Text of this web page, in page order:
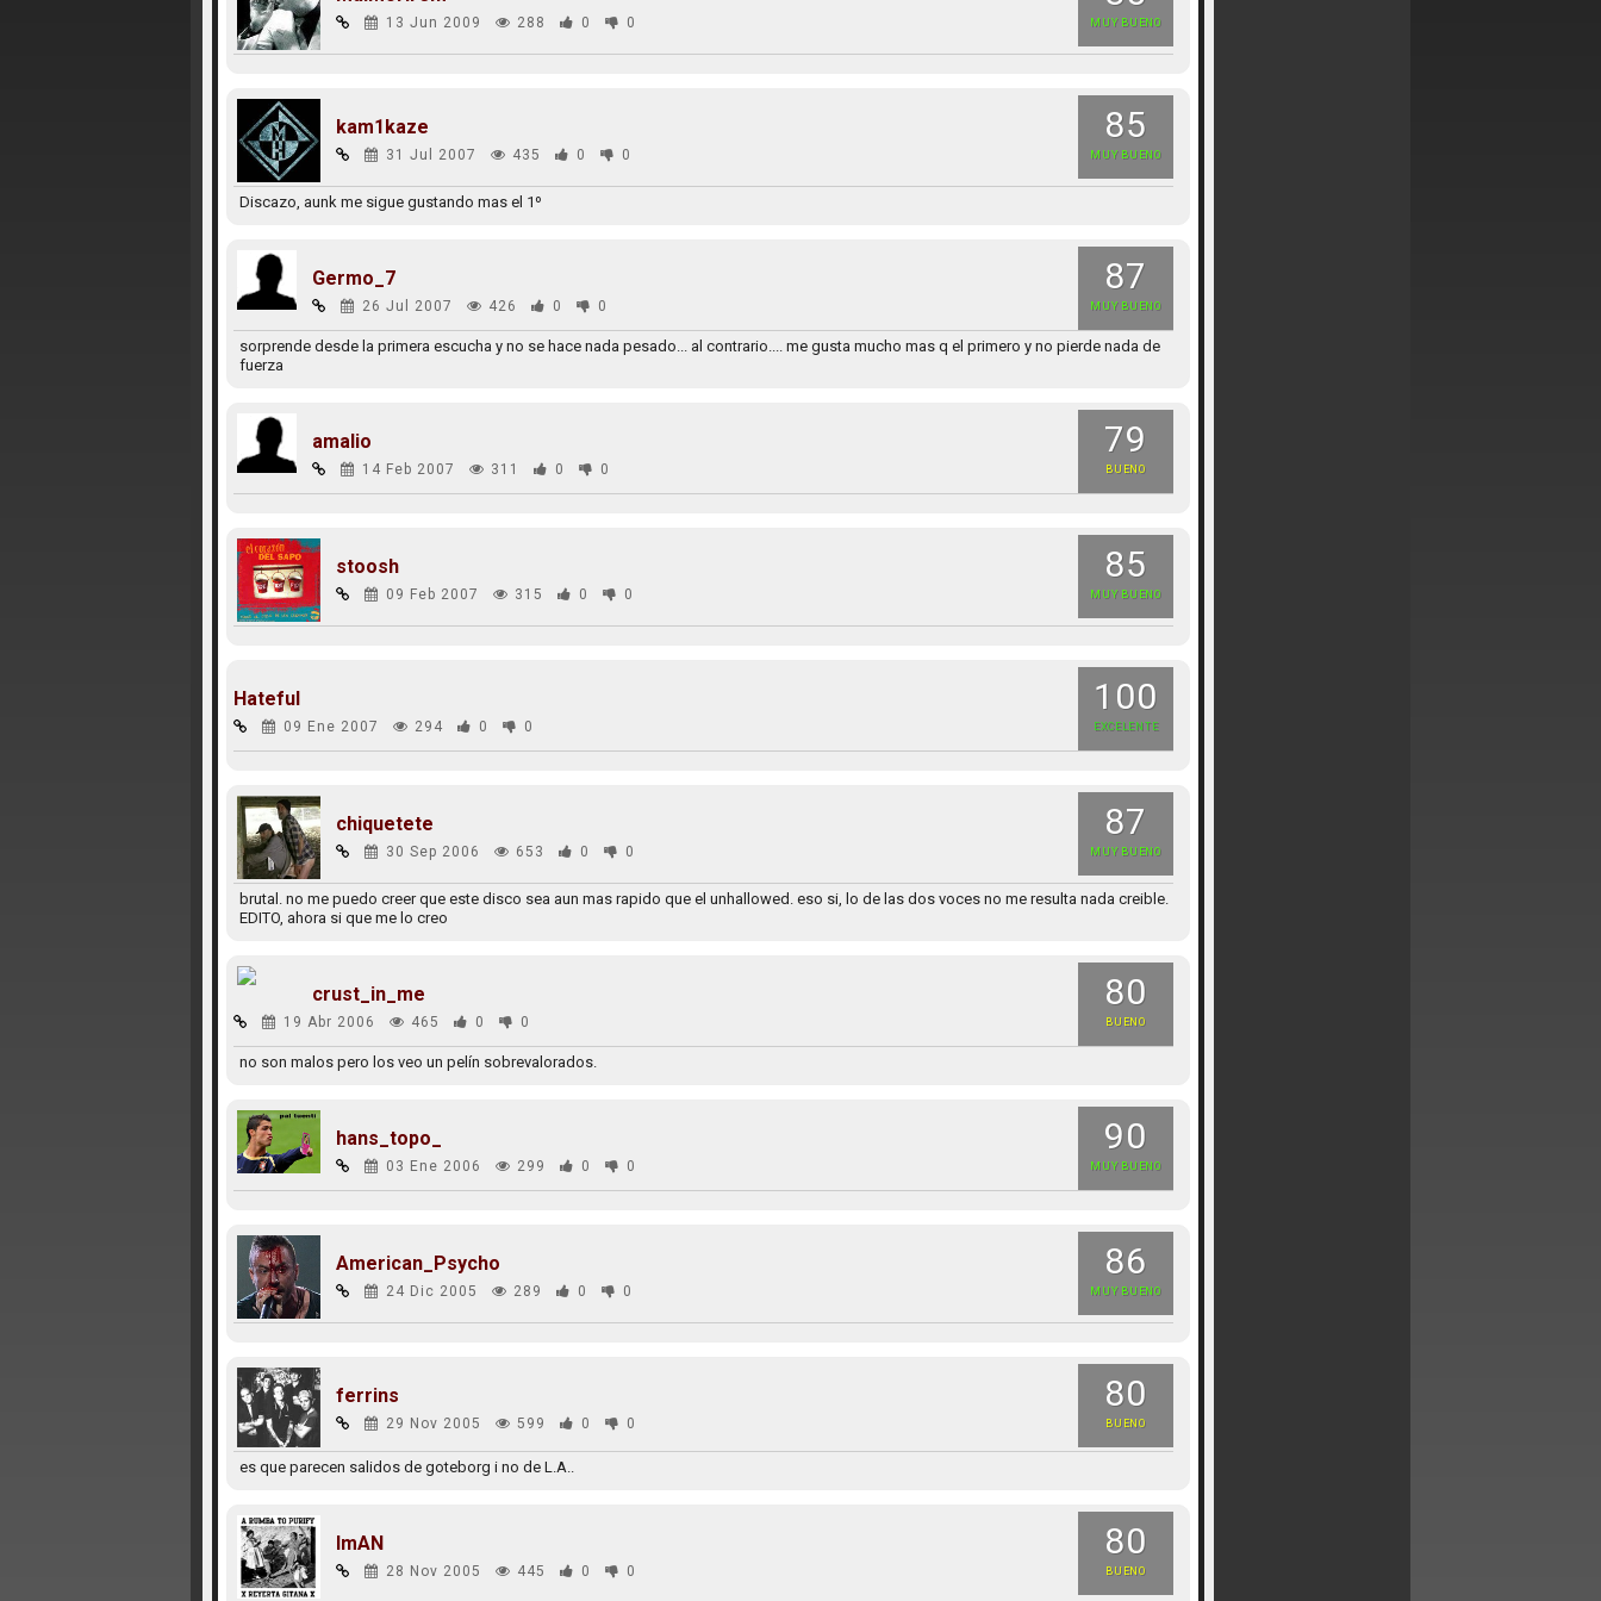
MUY BUENO
13 Jun 2009 288 0 0
85
MUY BUENO
kam1kaze
31 Jul 2007 435 0 0
Discazo, aunk me sigue gustando mas el 1º
87
MUY BUENO
Germo_7
26 Jul 2007 426 0 0
sorprende desde la primera escucha y no se hace nada pesado... al contrario.... me gusta mucho mas q el primero y no pierde nada de
fuerza
79
BUENO
amalio
14 Feb 2007 311 0 0
85
MUY BUENO
stoosh
09 Feb 2007 315 0 0
100
EXCELENTE
Hateful
09 Ene 2007 294 0 0
87
MUY BUENO
chiquetete
30 Sep 2006 653 0 0
brutal. no me puedo creer que este disco sea aun mas rapido que el unhallowed. eso si, lo de las dos voces no me resulta nada creible.
EDITO, ahora si que me lo creo
80
BUENO
crust_in_me
19 Abr 2006 465 0 0
no son malos pero los veo un pelín sobrevalorados.
90
MUY BUENO
hans_topo_
03 Ene 2006 299 0 0
86
MUY BUENO
American_Psycho
24 Dic 2005 289 0 0
80
BUENO
ferrins
29 Nov 2005 599 0 0
es que parecen salidos de goteborg i no de L.A..
80
BUENO
ImAN
28 Nov 2005 445 0 0